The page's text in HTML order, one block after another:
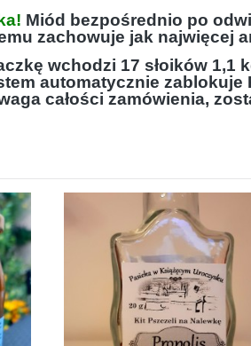
Miód bezpośrednio po
zachowuje jak najwięcej
wchodzi 17 słoików 1,1
automatycznie
całości zamówienia,